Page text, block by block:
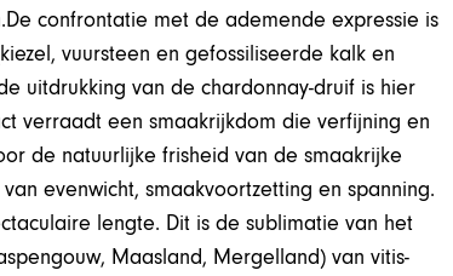
confrontatie met de ademende expressie is
vuursteen en gefossiliseerde kalk en
uitdrukking van de chardonnay-druif is hier
verraadt een smaakrijkdom die verfijning en
de natuurlijke frisheid van de smaakrijke
evenwicht, smaakvoortzetting en spanning.
lengte. Dit is de sublimatie van het
Maasland, Mergelland) van vitis-